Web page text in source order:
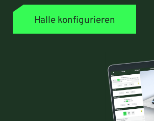
Halle konfigurieren